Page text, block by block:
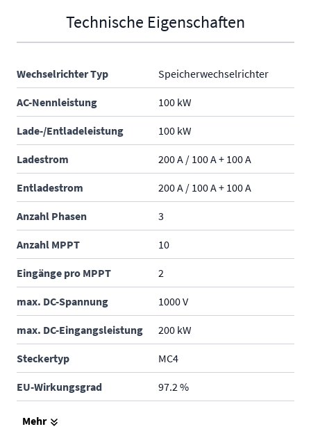
Technische Eigenschaften
Wechselrichter Typ Speicherwechselrichter
AC-Nennleistung 100 kW
Lade-/Entladeleistung 100 kW
Ladestrom 200 A / 100 A + 100 A
Entladestrom 200 A / 100 A + 100 A
Anzahl Phasen 3
Anzahl MPPT 10
Eingänge pro MPPT 2
max. DC-Spannung 1000 V
max. DC-Eingangsleistung 200 kW
Steckertyp MC4
EU-Wirkungsgrad 97.2 %
max. Wirkungsgrad
Mehr